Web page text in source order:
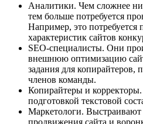
Аналитики. Чем сложнее
тем больше потребуется
Например, это
характеристик сайтов
SEO-специалисты. Они
внешнюю оптимизацию
задания для копирайтеров,
членов команды.
Копирайтеры и корректоры.
подготовкой текстовой
Маркетологи.